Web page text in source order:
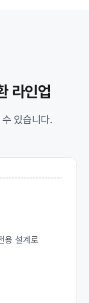
라인업
있습니다.
용 설계로